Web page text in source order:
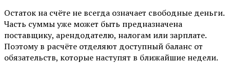
Остаток на счёте не всегда означает свободные деньги.
Часть суммы уже может быть предназначена
поставщику, арендодателю, налогам или зарплате.
Поэтому в расчёте отделяют доступный баланс от
обязательств, которые наступят в ближайшие недели.